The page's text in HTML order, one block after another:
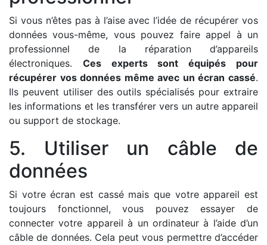
Si vous n’êtes pas à l’aise avec l’idée de récupérer vos
données vous-même, vous pouvez faire appel à un
professionnel de la réparation d’appareils
électroniques. Ces experts sont équipés pour
récupérer vos données même avec un écran cassé.
Ils peuvent utiliser des outils spécialisés pour extraire
les informations et les transférer vers un autre appareil
ou support de stockage.
5. Utiliser un câble de
données
Si votre écran est cassé mais que votre appareil est
toujours fonctionnel, vous pouvez essayer de
connecter votre appareil à un ordinateur à l’aide d’un
câble de données. Cela peut vous permettre d’accéder